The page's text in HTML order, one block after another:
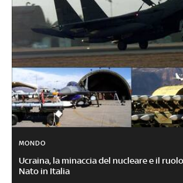
MONDO
Ucraina, la minaccia del nucleare e il
Nato in Italia